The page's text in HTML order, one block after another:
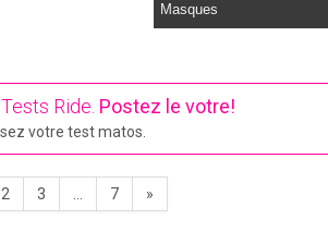
Masques
Ride. Postez le votre!
votre test matos.
2 3 7 »